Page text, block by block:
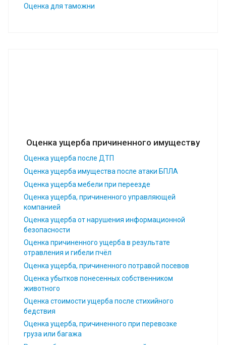
Оценка для таможни
Оценка ущерба причиненного имуществу
Оценка ущерба после ДТП
Оценка ущерба имущества после атаки БПЛА
Оценка ущерба мебели при переезде
Оценка ущерба, причиненного управляющей
компанией
Оценка ущерба от нарушения информационной
безопасности
Оценка причиненного ущерба в результате
отравления и гибели пчёл
Оценка ущерба, причиненного потравой посевов
Оценка убытков понесенных собственником
животного
Оценка стоимости ущерба после стихийного
бедствия
Оценка ущерба, причиненного при перевозке
груза или багажа